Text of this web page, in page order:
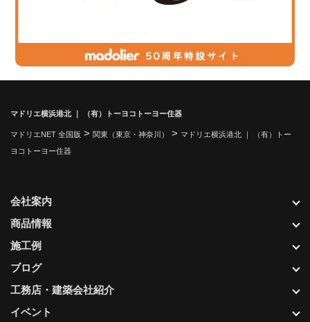
マドリエ横浜港北 ｜ （有）トーヨコトーヨー住器
マドリエNET 全国版 > 関東（東京・神奈川） > マドリエ横浜港北 ｜ （有）トー
ヨコトーヨー住器
会社案内
商品情報
施工例
ブログ
工務店・建築会社紹介
イベント